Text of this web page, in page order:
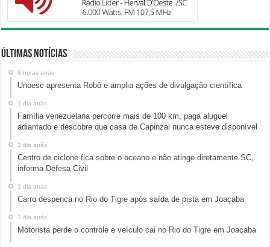
Últimas Notícias
8 horas atrás
Unoesc apresenta Robô e amplia ações de divulgação científica
1 dia atrás
Família venezuelana percorre mais de 100 km, paga aluguel
adiantado e descobre que casa de Capinzal nunca esteve disponível
1 dia atrás
Centro de ciclone fica sobre o oceano e não atinge diretamente SC,
informa Defesa Civil
1 dia atrás
Carro despenca no Rio do Tigre após saída de pista em Joaçaba
1 dia atrás
Motorista perde o controle e veículo cai no Rio do Tigre em Joaçaba